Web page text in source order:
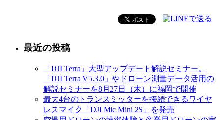
最近の投稿
「DJI Terra」大型アップデート解説セミナー。
「DJI Terra V5.3.0」やドローン測量データ活用の
解説セミナーを8月27日（木）に福岡で開催
最大4台のトランスミッターを接続できるワイヤ
レスマイク「DJI Mic Mini 2S」を発売